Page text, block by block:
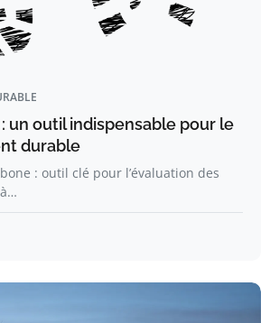
un outil indispensable pour le
durable
: outil clé pour l’évaluation des